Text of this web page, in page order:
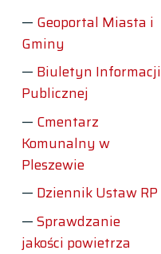
Geoportal Miasta i
Gminy
Biuletyn Informacji
Publicznej
Cmentarz
Komunalny w
Pleszewie
Dziennik Ustaw RP
Sprawdzanie
jakości powietrza